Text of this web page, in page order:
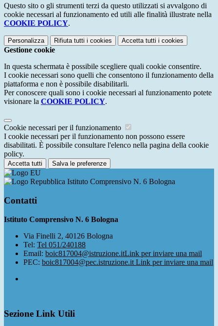
Questo sito o gli strumenti terzi da questo utilizzati si avvalgono di
cookie necessari al funzionamento ed utili alle finalità illustrate nella
COOKIE POLICY.
Personalizza Rifiuta tutti i cookies Accetta tutti i cookies
Gestione cookie
In questa schermata è possibile scegliere quali cookie consentire.
I cookie necessari sono quelli che consentono il funzionamento della
piattaforma e non è possibile disabilitarli.
Per conoscere quali sono i cookie necessari al funzionamento potete
visionare la COOKIE POLICY.
Cookie necessari per il funzionamento
I cookie necessari per il funzionamento non possono essere
disabilitati. È possibile consultare l'elenco nella pagina della cookie
policy.
Accetta tutti Salva le preferenze
Istituto Comprensivo N. 6 Bologna
Contatti
Istituto Comprensivo N. 6 Bologna
Via Finelli 2, 40126 Bologna
Tel: Tel 051/240188
Email: boic817004@istruzione.itLink per inviare una mail
PEC: boic817004@pec.istruzione.it Link per inviare una mail
Sezione Link Utili